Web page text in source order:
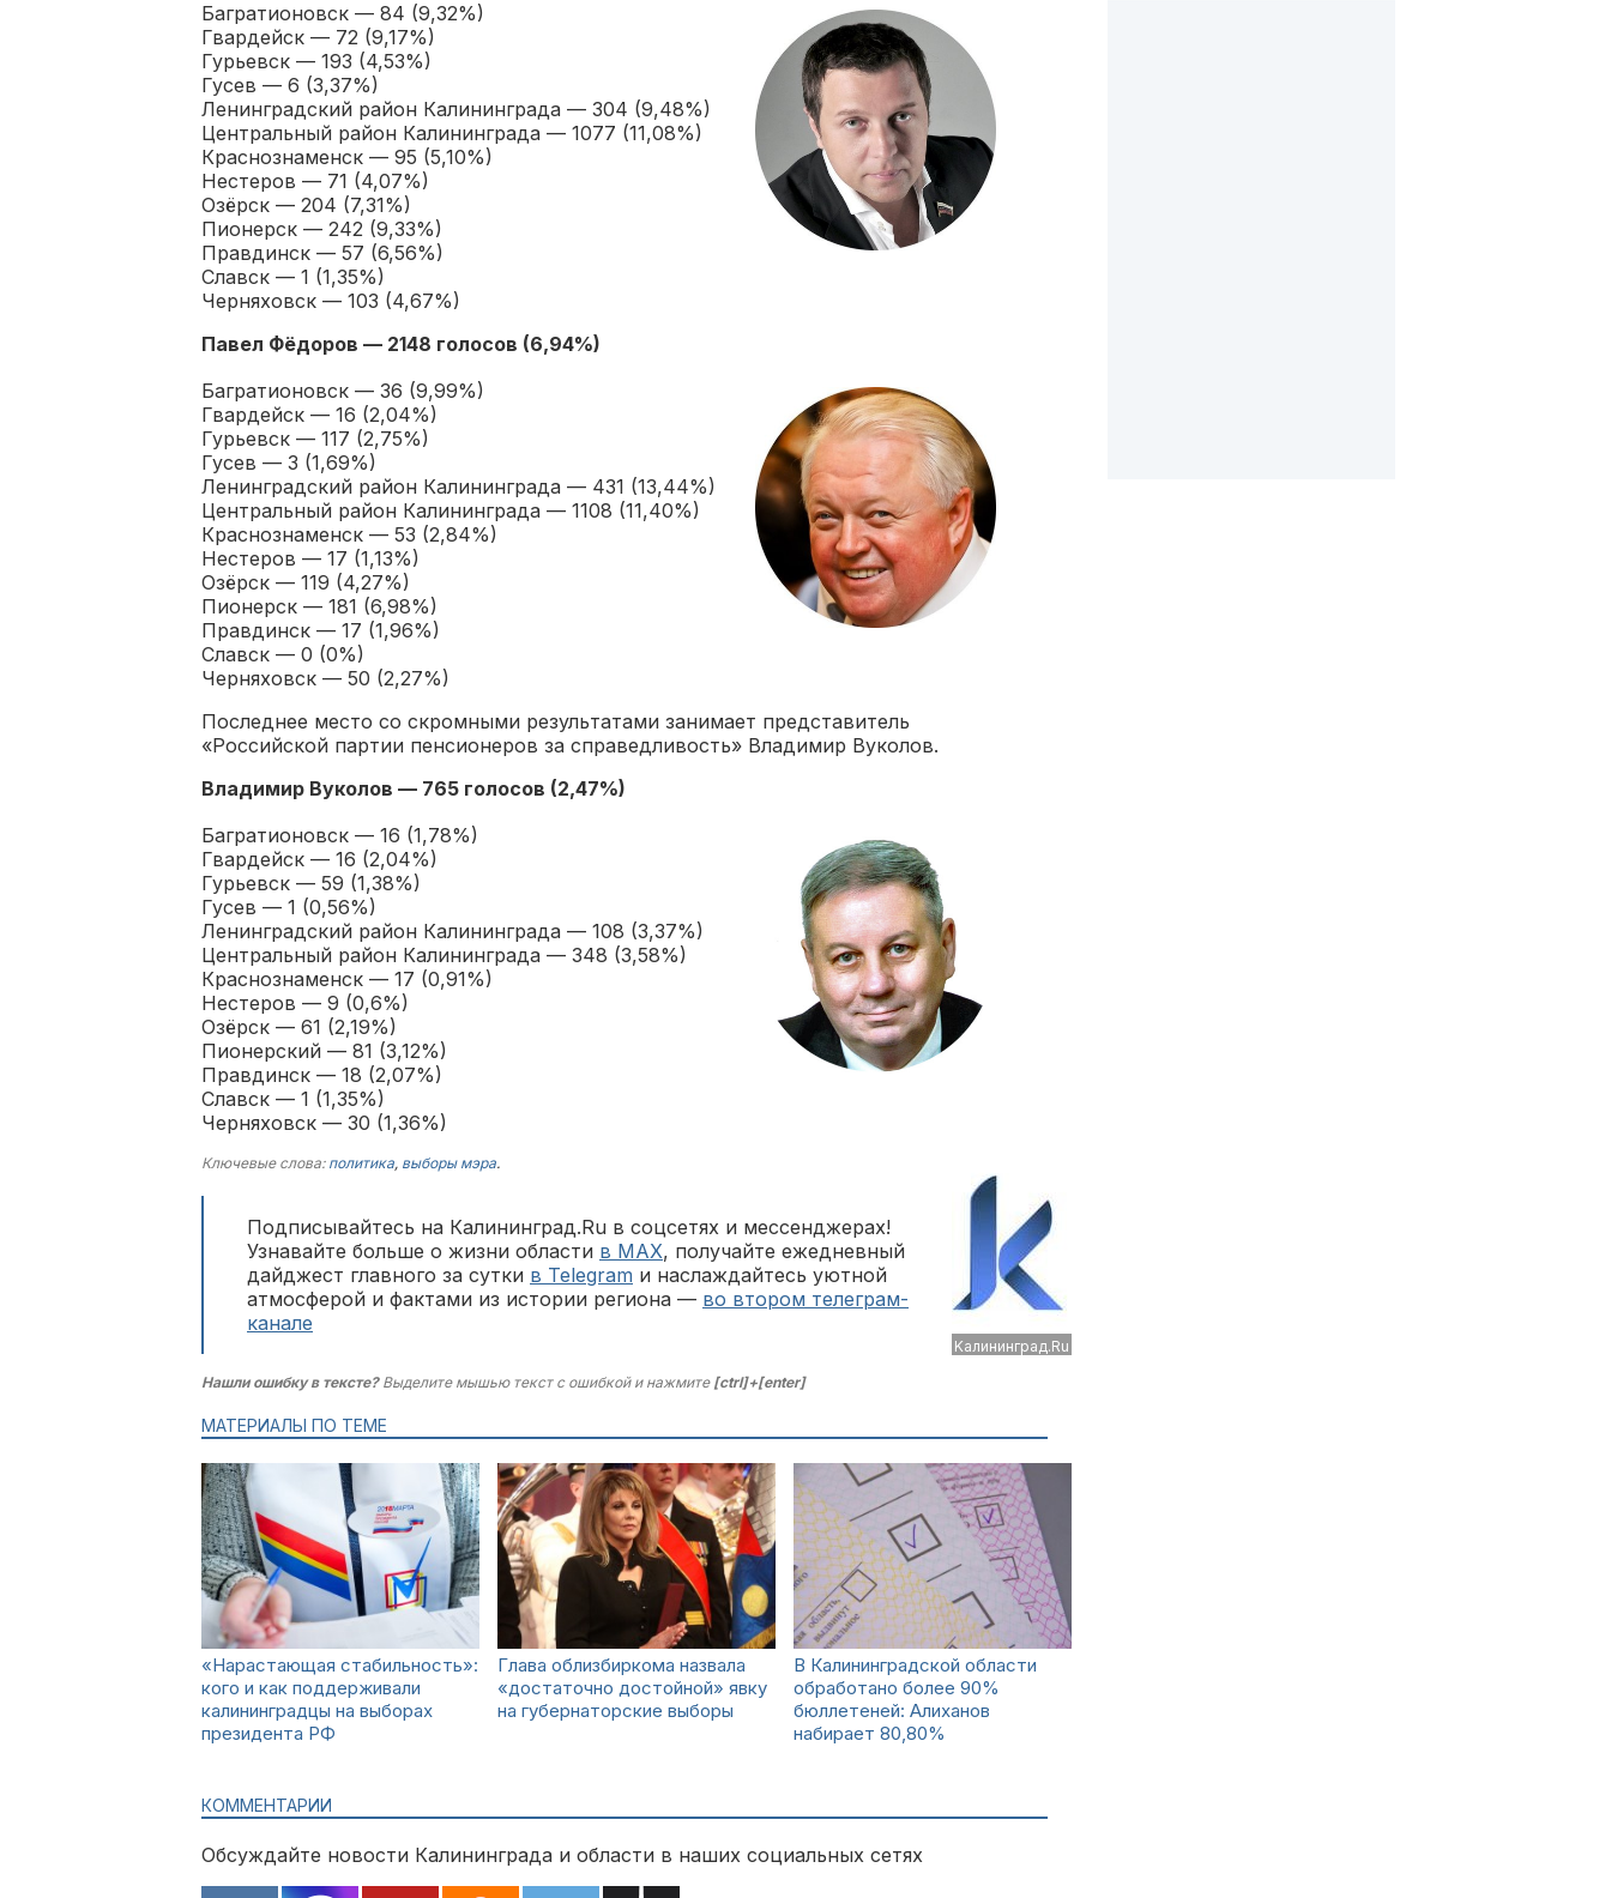
Багратионовск — 84 (9,32%)
Гвардейск — 72 (9,17%)
Гурьевск — 193 (4,53%)
Гусев — 6 (3,37%)
Ленинградский район Калининграда — 304 (9,48%)
Центральный район Калининграда — 1077 (11,08%)
Краснознаменск — 95 (5,10%)
Нестеров — 71 (4,07%)
Озёрск — 204 (7,31%)
Пионерск — 242 (9,33%)
Правдинск — 57 (6,56%)
Славск — 1 (1,35%)
Черняховск — 103 (4,67%)
Павел Фёдоров — 2148 голосов (6,94%)
Багратионовск — 36 (9,99%)
Гвардейск — 16 (2,04%)
Гурьевск — 117 (2,75%)
Гусев — 3 (1,69%)
Ленинградский район Калининграда — 431 (13,44%)
Центральный район Калининграда — 1108 (11,40%)
Краснознаменск — 53 (2,84%)
Нестеров — 17 (1,13%)
Озёрск — 119 (4,27%)
Пионерск — 181 (6,98%)
Правдинск — 17 (1,96%)
Славск — 0 (0%)
Черняховск — 50 (2,27%)
Последнее место со скромными результатами занимает представитель
«Российской партии пенсионеров за справедливость» Владимир Вуколов.
Владимир Вуколов — 765 голосов (2,47%)
Багратионовск — 16 (1,78%)
Гвардейск — 16 (2,04%)
Гурьевск — 59 (1,38%)
Гусев — 1 (0,56%)
Ленинградский район Калининграда — 108 (3,37%)
Центральный район Калининграда — 348 (3,58%)
Краснознаменск — 17 (0,91%)
Нестеров — 9 (0,6%)
Озёрск — 61 (2,19%)
Пионерский — 81 (3,12%)
Правдинск — 18 (2,07%)
Славск — 1 (1,35%)
Черняховск — 30 (1,36%)
Kaлининград.Ru
Ключевые слова: политика, выборы мэра.
Подписывайтесь на Калининград.Ru в соцсетях и мессенджерах!
Узнавайте больше о жизни области в MAX, получайте ежедневный
дайджест главного за сутки в Telegram и наслаждайтесь уютной
атмосферой и фактами из истории региона — во втором телеграм-
канале
Нашли ошибку в тексте?Выделите мышью текст с ошибкой и нажмите [ctrl]+[enter]
МАТЕРИАЛЫ ПО ТЕМЕ
«Нарастающая стабильность»:
кого и как поддерживали
калининградцы на выборах
президента РФ
Глава облизбиркома назвала
«достаточно достойной» явку
на губернаторские выборы
В Калининградской области
обработано более 90%
бюллетеней: Алиханов
набирает 80,80%
КОММЕНТАРИИ
Обсуждайте новости Калининграда и области в наших социальных сетях